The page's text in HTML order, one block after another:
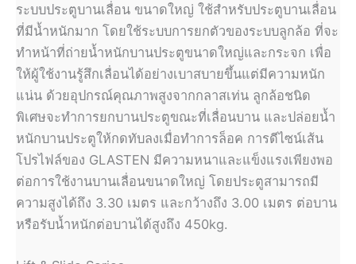
ระบบประตูบานเลื่อน ขนาดใหญ่ ใช้สำหรับประตูบานเลื่อน
ที่มีน้ำหนักมาก โดยใช้ระบบการยกตัวของระบบลูกล้อ ที่จะ
ทำหน้าที่ถ่ายน้ำหนักบานประตูขนาดใหญ่และกระจก เพื่อ
ให้ผู้ใช้งานรู้สึกเลื่อนได้อย่างเบาสบายขึ้นแต่มีความหนัก
แน่น ด้วยอุปกรณ์คุณภาพสูงจากกลาสเท่น ลูกล้อชนิด
พิเศษจะทำการยกบานประตูขณะที่เลื่อนบาน และปล่อยน้ำ
หนักบานประตูให้กดทับลงเมื่อทำการล็อค การดีไซน์เส้น
โปรไฟล์ของ GLASTEN มีความหนาและแข็งแรงเพียงพอ
ต่อการใช้งานบานเลื่อนขนาดใหญ่ โดยประตูสามารถมี
ความสูงได้ถึง 3.30 เมตร และกว้างถึง 3.00 เมตร ต่อบาน
หรือรับน้ำหนักต่อบานได้สูงถึง 450kg.